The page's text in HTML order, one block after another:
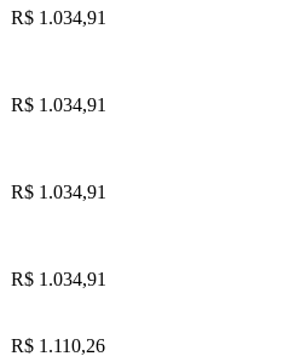
R$ 1.034,91
R$ 1.034,91
R$ 1.034,91
R$ 1.034,91
R$ 1.110,26